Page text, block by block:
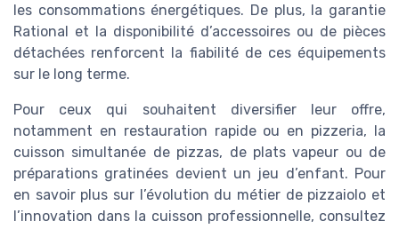
les consommations énergétiques. De plus, la garantie
Rational et la disponibilité d’accessoires ou de pièces
détachées renforcent la fiabilité de ces équipements
sur le long terme.
Pour ceux qui souhaitent diversifier leur offre,
notamment en restauration rapide ou en pizzeria, la
cuisson simultanée de pizzas, de plats vapeur ou de
préparations gratinées devient un jeu d’enfant. Pour
en savoir plus sur l’évolution du métier de pizzaiolo et
l’innovation dans la cuisson professionnelle, consultez